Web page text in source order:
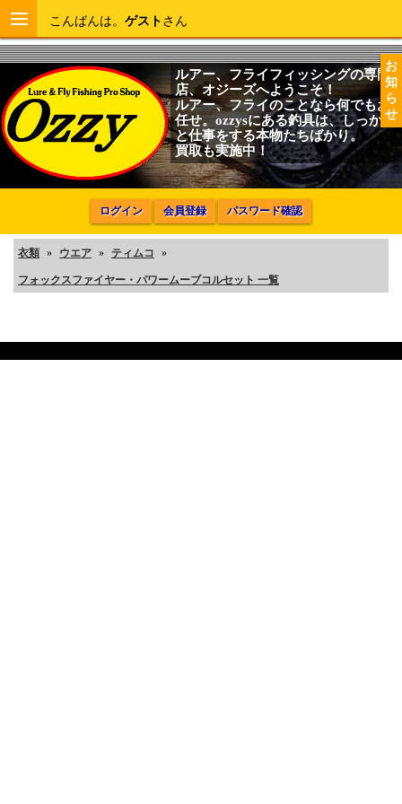
お
知
ら
せ
こんばんは。 ゲスト さん
ルアー、フライフィッシングの専門
店、オジーズへようこそ！
ルアー、フライのことなら何でもお
任せ。ozzysにある釣具は、しっかり
と仕事をする本物たちばかり。
買取も実施中！
ログイン 会員登録 パスワード確認
衣類 » ウエア » ティムコ »
フォックスファイヤー・パワームーブコルセット 一覧